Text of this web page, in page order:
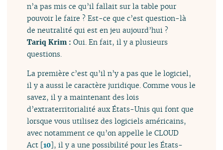
n’a pas mis ce qu’il fallait sur la table pour
pouvoir le faire ? Est-ce que c’est question-là
de neutralité qui est en jeu aujourd’hui ?
Tariq Krim :Oui. En fait, il y a plusieurs
questions.
La première c’est qu’il n’y a pas que le logiciel,
il y a aussi le caractère juridique. Comme vous le
savez, il y a maintenant des lois
d’extraterritorialité aux États-Unis qui font que
lorsque vous utilisez des logiciels américains,
avec notamment ce qu’on appelle le CLOUD
Act [10], il y a une possibilité pour les États-